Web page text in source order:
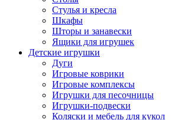
Стулья и кресла
Шкафы
Шторы и занавески
Ящики для игрушек
Детские игрушки
Дуги
Игровые коврики
Игровые комплексы
Игрушки для песочницы
Игрушки-подвески
Коляски и мебель для кукол